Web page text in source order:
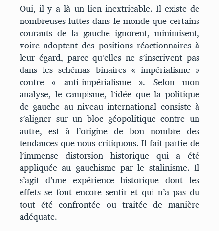
Oui, il y a là un lien inextricable. Il existe de
nombreuses luttes dans le monde que certains
courants de la gauche ignorent, minimisent,
voire adoptent des positions réactionnaires à
leur égard, parce qu’elles ne s’inscrivent pas
dans les schémas binaires « impérialisme »
contre « anti-impérialisme ». Selon mon
analyse, le campisme, l’idée que la politique
de gauche au niveau international consiste à
s’aligner sur un bloc géopolitique contre un
autre, est à l’origine de bon nombre des
tendances que nous critiquons. Il fait partie de
l’immense distorsion historique qui a été
appliquée au gauchisme par le stalinisme. Il
s’agit d’une expérience historique dont les
effets se font encore sentir et qui n’a pas du
tout été confrontée ou traitée de manière
adéquate.